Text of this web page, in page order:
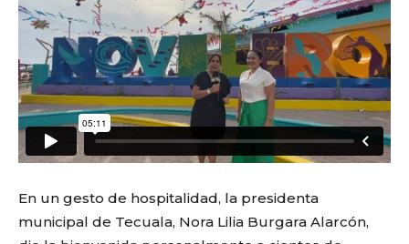
En un gesto de hospitalidad, la presidenta
municipal de Tecuala, Nora Lilia Burgara Alarcón,